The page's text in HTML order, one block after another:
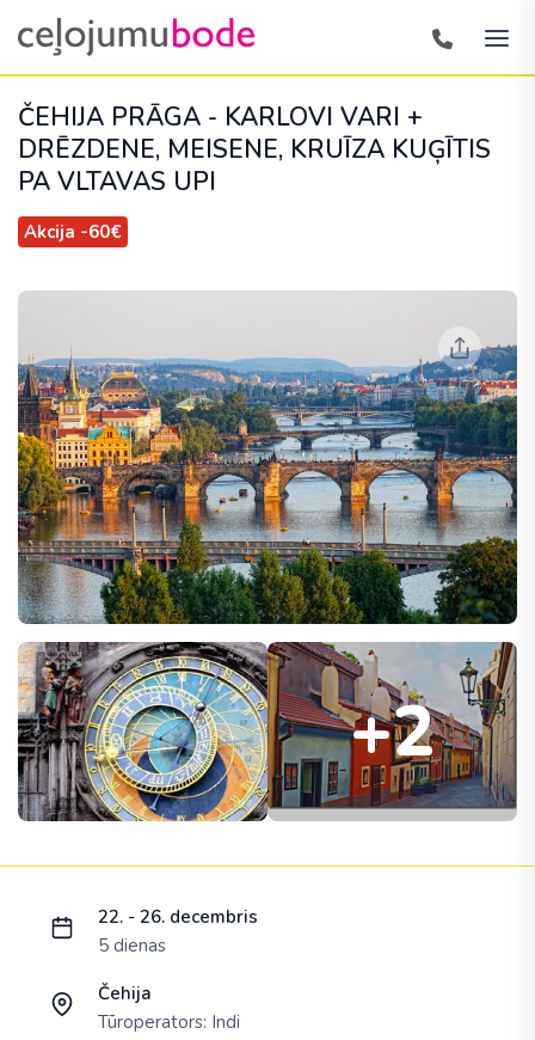
ČEHIJA PRĀGA - KARLOVI VARI +
DRĒZDENE, MEISENE, KRUĪZA KUĢĪTIS
PA VLTAVAS UPI
Akcija -60€
+2
22. - 26. decembris
5 dienas
Čehija
Tūroperators: Indi